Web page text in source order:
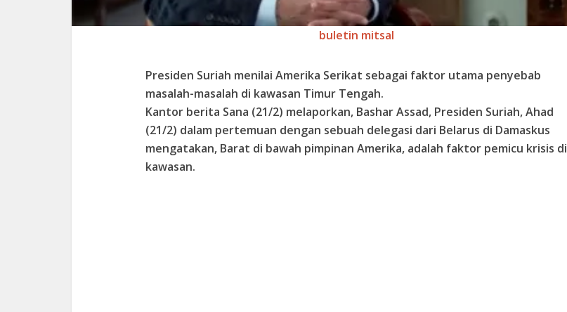
buletin mitsal
Presiden Suriah menilai Amerika Serikat sebagai faktor utama penyebab
masalah-masalah di kawasan Timur Tengah.
Kantor berita Sana (21/2) melaporkan, Bashar Assad, Presiden Suriah, Ahad
(21/2) dalam pertemuan dengan sebuah delegasi dari Belarus di Damaskus
mengatakan, Barat di bawah pimpinan Amerika, adalah faktor pemicu krisis di
kawasan.